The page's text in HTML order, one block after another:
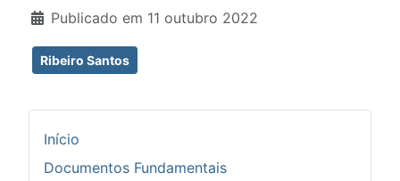
Publicado em 11 outubro 2022
Ribeiro Santos
Início
Documentos Fundamentais